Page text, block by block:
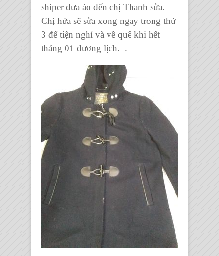
shiper đưa áo đến chị Thanh sửa.
Chị hứa sẽ sửa xong ngay trong thứ
3 để tiện nghỉ và về quê khi hết
tháng 01 dương lịch. .